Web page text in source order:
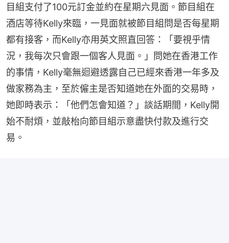
目組支付了100元訂金並約在星期六見面。節目組在
酒店等待Kelly來臨，一見面就被節目組問是否每星期
都有接客，而Kelly亦用英文照直回答：「要視乎情
況，我每次只會跟一個客人見面。」問她在香港工作
的事情，Kelly毫無迴避透露自己已經來香港一年多及
做家務為主，至於僱主是否知道她在外面的交易時，
她即時表示：「他們怎會知道？」談話期間，Kelly開
始不耐煩，並敲枱向節目組示意盡快付款及進行交
易。